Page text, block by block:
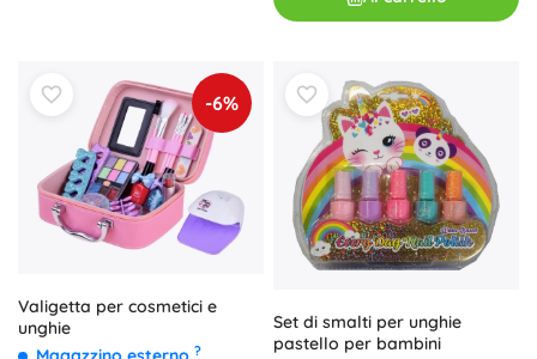
-6%
Valigetta per cosmetici e
unghie
?
Set di smalti per unghie
pastello per bambini